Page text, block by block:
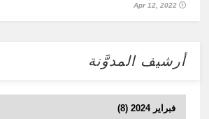
Apr 12, 2022
أرشيف المدوَّنة